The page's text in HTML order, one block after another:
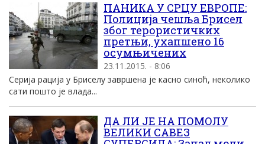
ПАНИКА У СРЦУ ЕВРОПЕ:
Полиција чешља Брисел
због терористичких
претњи, ухапшено 16
осумњичених
23.11.2015. - 8:06
Серија рација у Бриселу завршена је касно синоћ, неколико
сати пошто је влада...
ДА ЛИ ЈЕ НА ПОМОЛУ
ВЕЛИКИ САВЕЗ